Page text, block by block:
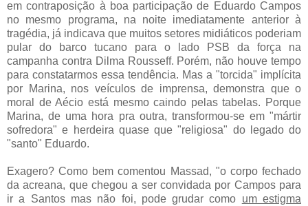
em contraposição à boa participação de Eduardo Campos
no mesmo programa, na noite imediatamente anterior à
tragédia, já indicava que muitos setores midiáticos poderiam
pular do barco tucano para o lado PSB da força na
campanha contra Dilma Rousseff. Porém, não houve tempo
para constatarmos essa tendência. Mas a "torcida" implícita
por Marina, nos veículos de imprensa, demonstra que o
moral de Aécio está mesmo caindo pelas tabelas. Porque
Marina, de uma hora pra outra, transformou-se em "mártir
sofredora" e herdeira quase que "religiosa" do legado do
"santo" Eduardo.
Exagero? Como bem comentou Massad, "o corpo fechado
da acreana, que chegou a ser convidada por Campos para
ir a Santos mas não foi, pode grudar como um estigma